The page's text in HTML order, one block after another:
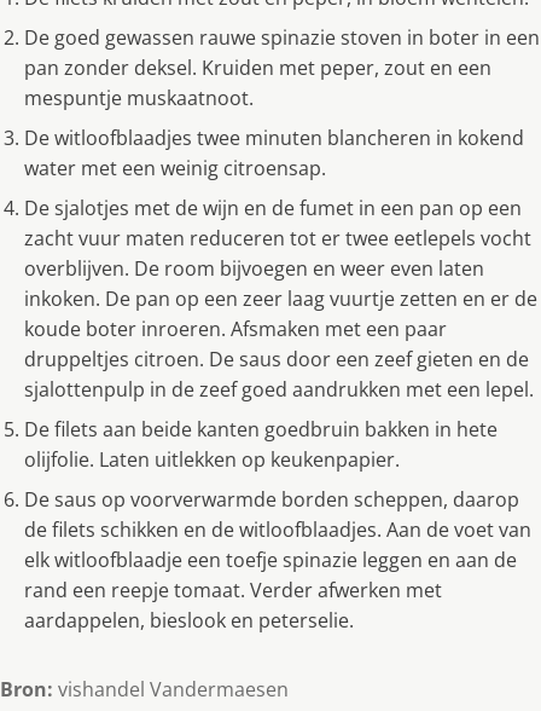
De goed gewassen rauwe spinazie stoven in boter in een
pan zonder deksel. Kruiden met peper, zout en een
mespuntje muskaatnoot.
De witloofblaadjes twee minuten blancheren in kokend
water met een weinig citroensap.
De sjalotjes met de wijn en de fumet in een pan op een
zacht vuur maten reduceren tot er twee eetlepels vocht
overblijven. De room bijvoegen en weer even laten
inkoken. De pan op een zeer laag vuurtje zetten en er de
koude boter inroeren. Afsmaken met een paar
druppeltjes citroen. De saus door een zeef gieten en de
sjalottenpulp in de zeef goed aandrukken met een lepel.
De filets aan beide kanten goedbruin bakken in hete
olijfolie. Laten uitlekken op keukenpapier.
De saus op voorverwarmde borden scheppen, daarop
de filets schikken en de witloofblaadjes. Aan de voet van
elk witloofblaadje een toefje spinazie leggen en aan de
rand een reepje tomaat. Verder afwerken met
aardappelen, bieslook en peterselie.
Bron: vishandel Vandermaesen